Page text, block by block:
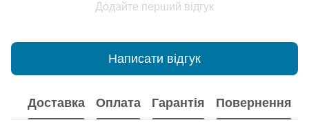
Додайте перший відгук
Написати відгук
Доставка Оплата Гарантія Повернення